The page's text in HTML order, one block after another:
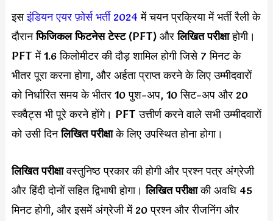
इसइंडियन एयर फ़ोर्स भर्ती 2024 में चयन प्रक्रिया में भर्ती रैली के
दौरानफिजिकल फिटनेस टेस्ट(PFT) औरलिखित परीक्षाहोगी।
PFT में 1.6 किलोमीटर की दौड़ शामिल होगी जिसे 7 मिनट के
भीतर पूरा करना होगा, और अर्हता प्राप्त करने के लिए उम्मीदवारों
को निर्धारित समय के भीतर 10 पुश-अप, 10 सिट-अप और 20
स्क्वैट्स भी पूरे करने होंगे। PFT उत्तीर्ण करने वाले सभी उम्मीदवारों
को उसी दिनलिखित परीक्षाके लिए उपस्थित होना होगा।
लिखित परीक्षावस्तुनिष्ठ प्रकार की होगी और प्रश्न पत्र अंग्रेजी
और हिंदी दोनों सहित द्विभाषी होगा।लिखित परीक्षाकी अवधि 45
मिनट होगी, और इसमें अंग्रेजी में 20 प्रश्न और रीजनिंग और